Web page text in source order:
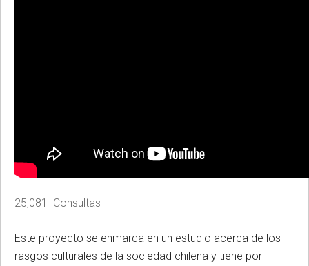
25,081 Consultas
Este proyecto se enmarca en un estudio acerca de los
rasgos culturales de la sociedad chilena y tiene por